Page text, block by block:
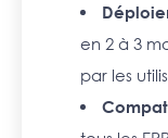
en 2 à 3
par les